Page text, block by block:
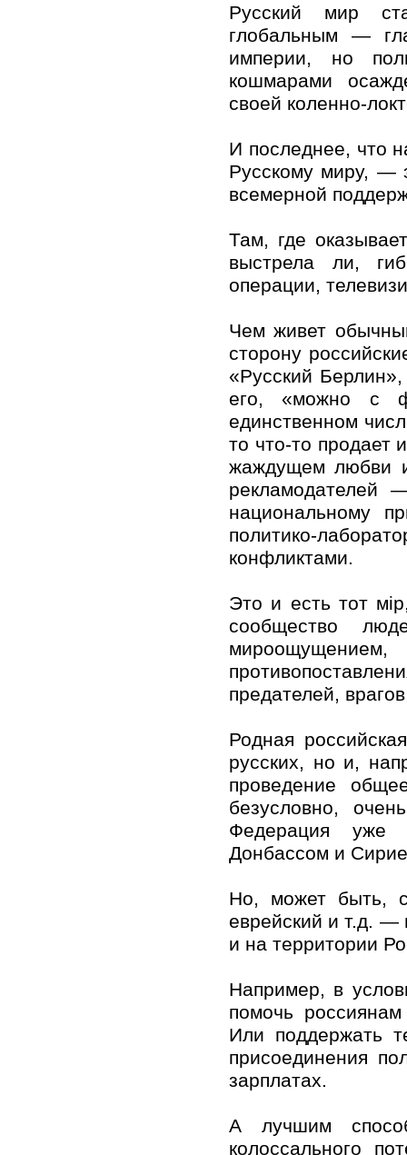
Русский мир
глобальным —
империи, но
кошмарами
своей коленно-
И последнее, что
Русскому миру, —
всемерной
Там, где
выстрела ли,
операции,
Чем живет
сторону
«Русский
его, «можно с
единственном
то что-то продает
жаждущем любви
рекламодателей
национальному
политико-
конфликтами.
Это и есть тот
сообщество
предателей,
Родная
русских, но и,
проведение
безусловно,
Федерация уже
Донбассом и
Но, может быть,
еврейский и т.д. —
и на территории
Например, в
помочь
Или поддержать
присоединения
зарплатах.
А лучшим
колоссального